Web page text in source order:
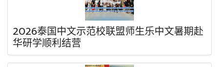
2026泰国中文示范校联盟师生乐中文暑期赴
华研学顺利结营